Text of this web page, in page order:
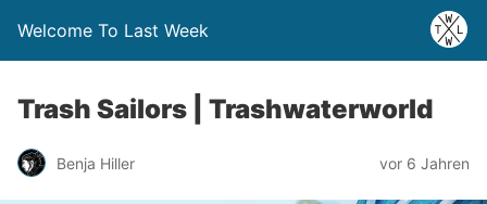
Welcome To Last Week
Trash Sailors | Trashwaterworld
Benja Hiller vor 6 Jahren